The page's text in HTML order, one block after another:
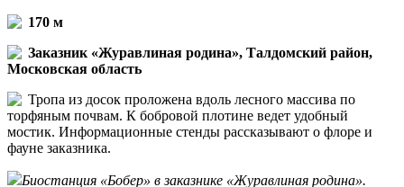
170 м
Заказник «Журавлиная родина», Талдомский район,
Московская область
Тропа из досок проложена вдоль лесного массива по
торфяным почвам. К бобровой плотине ведет удобный
мостик. Информационные стенды рассказывают о флоре и
фауне заказника.
Биостанция «Бобер» в заказнике «Журавлиная родина».